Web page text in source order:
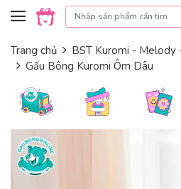
Skip to content
Trang chủ
BST Kuromi - Melody
Gấu Bông Kuromi Ôm Dâu